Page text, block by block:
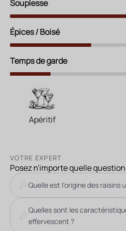
Souplesse
Épices / Boisé
Temps de garde
Apéritif
VOTRE EXPERT
Posez n'importe quelle
Quelle est l'origine des raisins
Quelles sont les
effervescent ?